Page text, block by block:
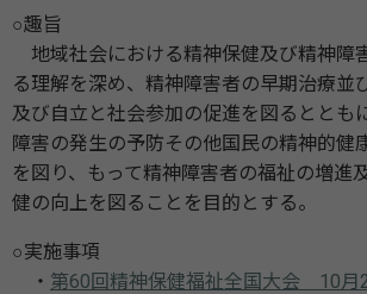
○趣旨
地域社会における精神保健及び精神障
る理解を深め、精神障害者の早期治療並
及び自立と社会参加の促進を図るととも
障害の発生の予防その他国民の精神的健
を図り、もって精神障害者の福祉の増進
健の向上を図ることを目的とする。
○実施事項
・ 第60回精神保健福祉全国大会 10